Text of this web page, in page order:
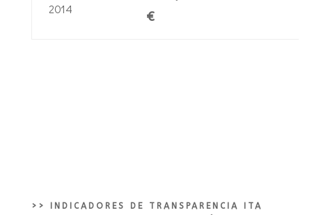
2014
€
>> INDICADORES DE TRANSPARENCIA ITA